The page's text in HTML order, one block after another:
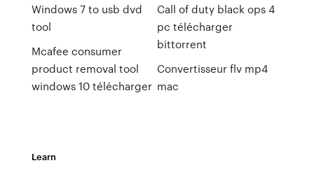
Windows 7 to usb dvd
tool
Mcafee consumer
product removal tool
windows 10 télécharger
Call of duty black ops 4
pc télécharger
bittorrent
Convertisseur flv mp4
mac
Learn